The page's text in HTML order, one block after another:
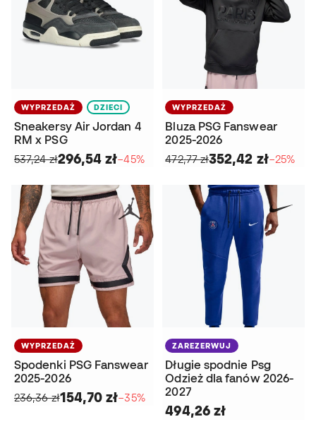
WYPRZEDAŻ DZIECI
Sneakersy Air Jordan 4
RM x PSG
537,24 zł296,54 zł−45%
WYPRZEDAŻ
Bluza PSG Fanswear
2025-2026
472,77 zł352,42 zł−25%
WYPRZEDAŻ
Spodenki PSG Fanswear
2025-2026
236,36 zł154,70 zł−35%
ZAREZERWUJ
Długie spodnie Psg
Odzież dla fanów 2026-
2027
494,26 zł